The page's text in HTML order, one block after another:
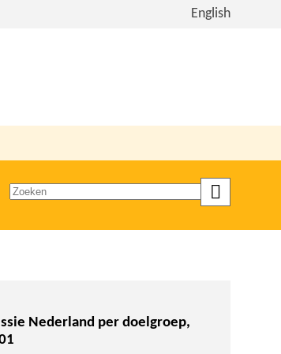
Bekijk
English
Zoeken
Nederland per doelgroep,